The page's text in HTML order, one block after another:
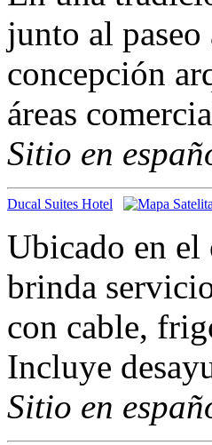
junto al paseo
concepción
áreas
Sitio en
Ducal Suites Hotel
Ubicado en el
brinda
con cable,
Incluye
Sitio en